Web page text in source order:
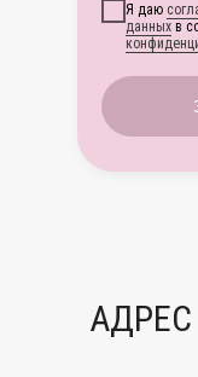
Я даю
данных в